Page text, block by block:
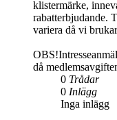
klistermärke,
rabatterbjudande.
variera då vi
då
0 Trådar
0 Inlägg
Inga inlägg